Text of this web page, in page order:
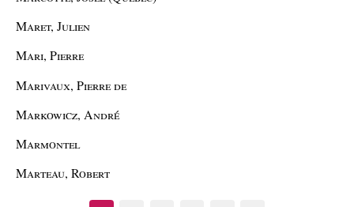
Maret, Julien
Mari, Pierre
Marivaux, Pierre de
Markowicz, André
Marmontel
Marteau, Robert